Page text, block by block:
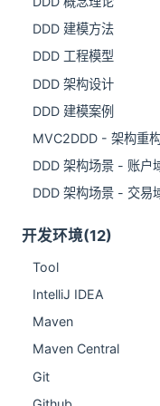
DDD 建模方法
DDD 工程模型
DDD 架构设计
DDD 建模案例
MVC2DDD - 架构重
DDD 架构场景 - 账户
DDD 架构场景 - 交易
开发环境(12)
Tool
IntelliJ IDEA
Maven
Maven Central
Git